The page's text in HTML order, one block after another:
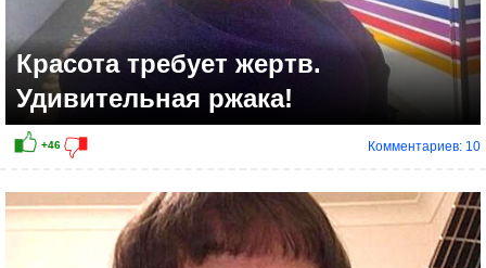
Красота требует жертв.
Удивительная ржака!
Комментариев: 10